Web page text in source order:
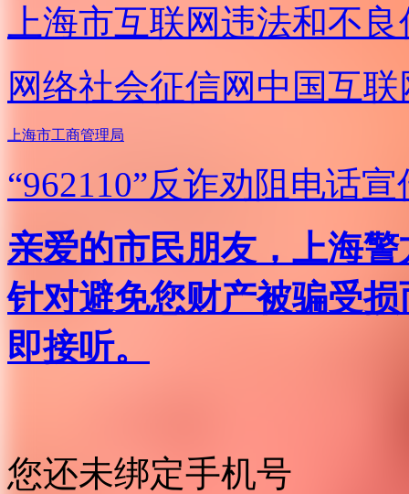
上海市互联网违法和不
网络社会征信网 中国互
上海市工商管理局
“962110”反诈劝阻电话宣
亲爱的市民朋友，上海
针对避免您财产被骗受
即接听。
您还未绑定手机号